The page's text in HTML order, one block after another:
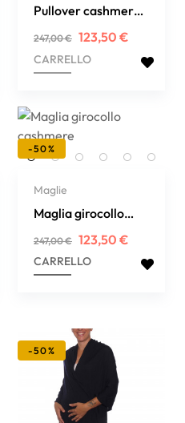
Pullover cashmere
extrafine
Prezzo
regolare
247,00 € Prezzo
123,50 €
CARRELLO
-50%
Maglie
Maglia girocollo
cashmere extrafine
Prezzo
regolare
247,00 € Prezzo
123,50 €
CARRELLO
-50%